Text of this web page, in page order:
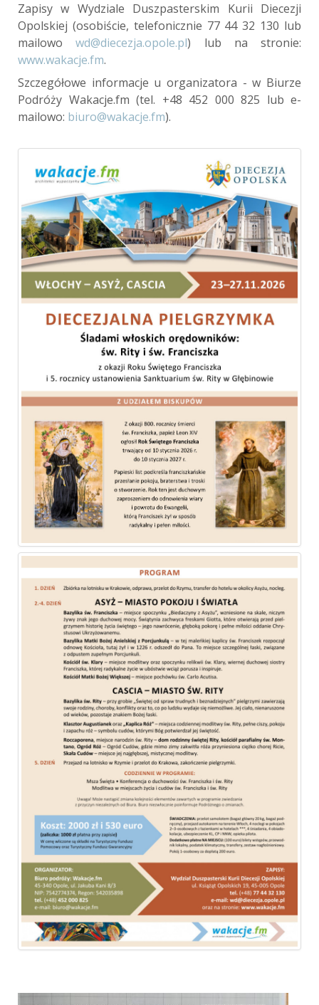
Zapisy w Wydziale Duszpasterskim Kurii Diecezji
Opolskiej (osobiście, telefonicznie 77 44 32 130 lub
mailowowd@diecezja.opole.pl) lub na stronie:
www.wakacje.fm.
Szczegółowe informacje u organizatora - w Biurze
Podróży Wakacje.fm (tel. +48 452 000 825 lub e-
mailowo: biuro@wakacje.fm).